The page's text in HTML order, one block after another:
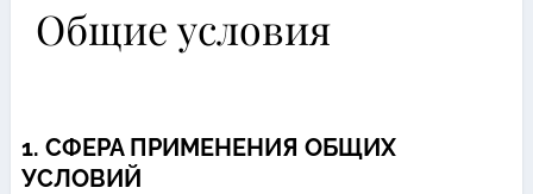
Общие условия
1. СФЕРА ПРИМЕНЕНИЯ ОБЩИХ
УСЛОВИЙ